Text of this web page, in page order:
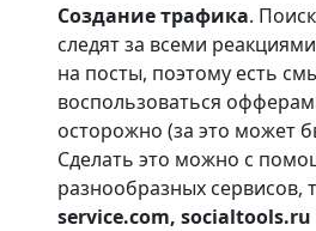
Создание трафика.
следят за всеми
на посты, поэтому есть
воспользоваться
осторожно (за это может
Сделать это можно с
разнообразных сервисов,
service.com,